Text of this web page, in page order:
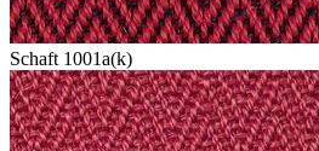
Schaft 1001a(k)